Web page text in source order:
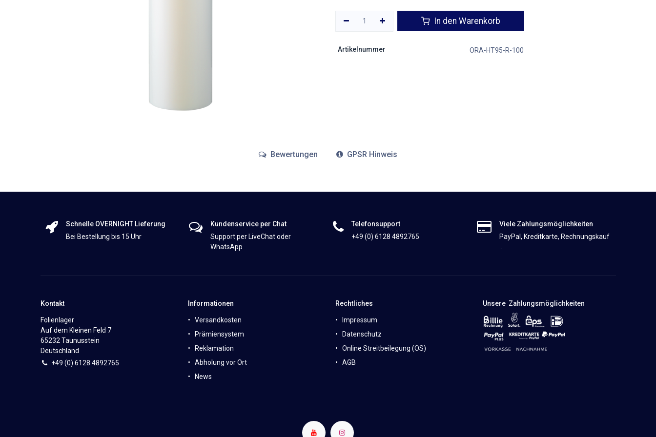
In den Warenkorb
Artikelnummer ORA-HT95-R-100
Bewertungen GPSR Hinweis
Schnelle OVERNIGHT Lieferung
Bei Bestellung bis 15 Uhr
Kundenservice per Chat
Support per LiveChat oder
WhatsApp
Telefonsupport
+49 (0) 6128 4892765
Viele Zahlungsmöglichkeiten
PayPal, Kreditkarte, Rechnungskauf
Kontakt
Folienlager
Auf dem Kleinen Feld 7
65232 Taunusstein
Deutschland
+49 (0) 6128 4892765
Informationen
Versandkosten
Prämiensystem
Reklamation
Abholung vor Ort
News
Rechtliches
Impressum
Datenschutz
Online Streitbeilegung (OS)
AGB
Unsere Zahlungsmöglichkeiten